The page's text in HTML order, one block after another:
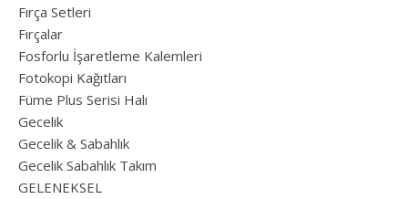
Fırça Setleri
Fırçalar
Fosforlu İşaretleme Kalemleri
Fotokopi Kağıtları
Füme Plus Serisi Halı
Gecelik
Gecelik & Sabahlık
Gecelik Sabahlık Takım
GELENEKSEL